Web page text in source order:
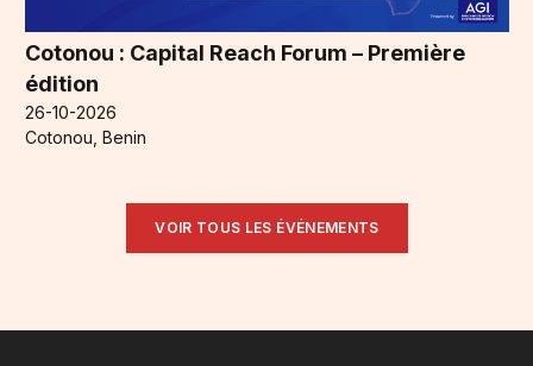
Cotonou : Capital Reach Forum – Première
édition
26-10-2026
Cotonou, Benin
VOIR TOUS LES ÉVÉNEMENTS